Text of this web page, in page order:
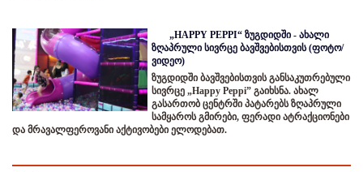
„HAPPY PEPPI“ ზუგდიდში - ახალი
ზღაპრული სივრცე ბავშვებისთვის (ფოტო/
ვიდეო)
ზუგდიდში ბავშვებისთვის განსაკუთრებული
სივრცე „Happy Peppi” გაიხსნა. ახალ
გასართობ ცენტრში პატარებს ზღაპრული
სამყაროს გმირები, ფერადი ატრაქციონები
და მრავალფეროვანი აქტივობები ელოდებათ.